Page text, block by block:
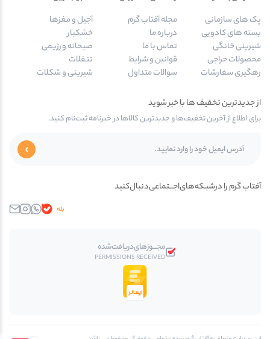
پک های سازمانی
بسته های کادویی
شیرینی خانگی
محصولات حراجی
رهگیری سفارشات
مجله آفتاب گرم
درباره ما
تماس با ما
قوانین و شرایط
سوالات متداول
آجیل و مغزها
خشکبار
صبحانه و رژیمی
تنقلات
شیرینی و شکلات
از جدیدترین تخفیف ها با خبر شوید
برای اطلاع از آخرین تخفیف‌ها و جدیدترین کالاها در خبرنامه ثبت‌نام کنید.
آفتاب گرم را در‌‌شبـکه‌های‌اجـــتماعی‌دنبال‌کنید
بلهواتساپ
اینستاگرامایمیل
مجـــوز‌های‌دریافت‌شده
PERMISSIONS RECEIVED